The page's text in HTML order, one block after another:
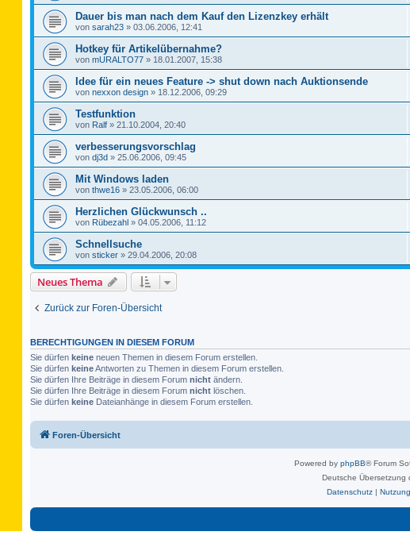
Dauer bis man nach dem Kauf den Lizenzkey erhält
von sarah23 » 03.06.2006, 12:41
Hotkey für Artikelübernahme?
von mURALTO77 » 18.01.2007, 15:38
Idee für ein neues Feature -> shut down nach Auktionsende
von nexxon design » 18.12.2006, 09:29
Testfunktion
von Ralf » 21.10.2004, 20:40
verbesserungsvorschlag
von dj3d » 25.06.2006, 09:45
Mit Windows laden
von thwe16 » 23.05.2006, 06:00
Herzlichen Glückwunsch ..
von Rübezahl » 04.05.2006, 11:12
Schnellsuche
von sticker » 29.04.2006, 20:08
Neues Thema
Zurück zur Foren-Übersicht
BERECHTIGUNGEN IN DIESEM FORUM
Sie dürfen keine neuen Themen in diesem Forum erstellen.
Sie dürfen keineAntworten zu Themen in diesem Forum erstellen.
Sie dürfen Ihre Beiträge in diesem Forum nicht ändern.
Sie dürfen Ihre Beiträge in diesem Forum nicht löschen.
Sie dürfen keine Dateianhänge in diesem Forum erstellen.
Foren-Übersicht
Powered by phpBB® Forum
Deutsche Übersetzung
Datenschutz|